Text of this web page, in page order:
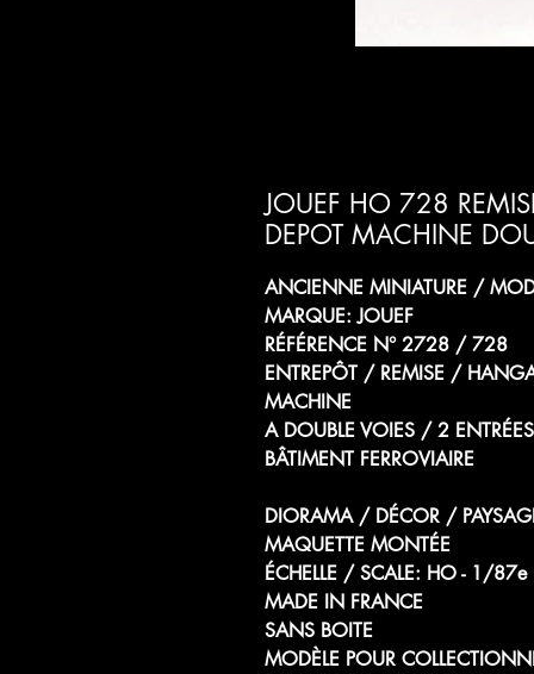
JOUEF HO 728
DEPOT MACHINE
ANCIENNE MINIATURE /
MARQUE: JOUEF
RÉFÉRENCE N° 2728 / 728
ENTREPÔT / REMISE /
MACHINE
A DOUBLE VOIES / 2 ENTRÉES
BÂTIMENT FERROVIAIRE
DIORAMA / DÉCOR /
MAQUETTE MONTÉE
ÉCHELLE / SCALE: HO -
MADE IN FRANCE
SANS BOITE
MODÈLE POUR